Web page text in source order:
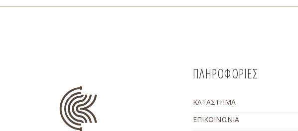
ΠΛΗΡΟΦΟΡΙΕΣ
ΚΑΤΑΣΤΗΜΑ
ΕΠΙΚΟΙΝΩΝΙΑ